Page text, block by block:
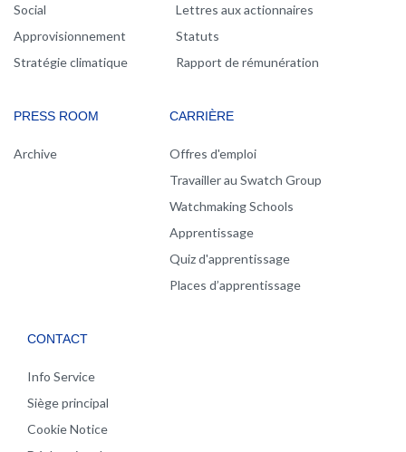
Social
Approvisionnement
Stratégie climatique
Lettres aux actionnaires
Statuts
Rapport de rémunération
PRESS ROOM
Archive
CARRIÈRE
Offres d'emploi
Travailler au Swatch Group
Watchmaking Schools
Apprentissage
Quiz d'apprentissage
Places d’apprentissage
CONTACT
Info Service
Siège principal
Cookie Notice